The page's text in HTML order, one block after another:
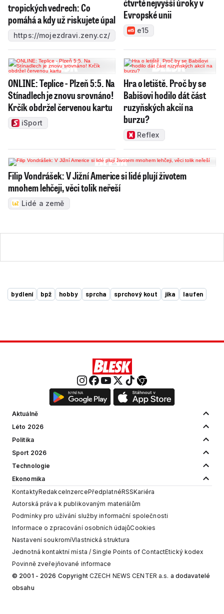
tropických vedrech: Co
pomáhá a kdy už riskujete úpal
https://mojezdravi.zeny.cz/
čtvrté nejvyšší úroky v
Evropské unii
e15
ONLINE: Teplice - Plzeň 5:5. Na
Stínadlech je znovu srovnáno!
Krčík obdržel červenou kartu
iSport
Hra o letiště. Proč by se
Babišovi hodilo dát část
ruzyňských akcií na
burzu?
Reflex
Filip Vondrášek: V Jižní Americe si lidé plují životem
mnohem lehčeji, věci tolik neřeší
Lidé a země
bydlení bpž hobby sprcha sprchový kout jika laufen
Aktuálně
Léto 2026
Politika
Sport 2026
Technologie
Ekonomika
KontaktyRedakceInzercePředplatnéRSSKariéra
Autorská práva k publikovaným materiálům
Podmínky pro užívání služby informační společnosti
Informace o zpracování osobních údajůCookies
Nastavení soukromíVlastnická struktura
Jednotná kontaktní místa / Single Points of ContactEtický kodex
Povinně zveřejňované informace
© 2001 - 2026 Copyright CZECH NEWS CENTER a.s. a dodavatelé
obsahu